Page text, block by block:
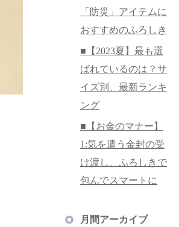
「防災」アイテムに
おすすめのふろしき
■【2023夏】最も選
ばれているのは？サ
イズ別、最新ランキ
ング
■【お金のマナー】
1:気を遣う金封の受
け渡し、ふろしきで
包んでスマートに
月間アーカイブ